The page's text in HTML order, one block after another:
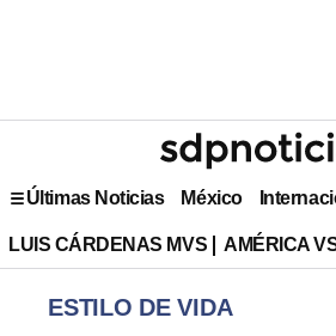
Últimas Noticias México
LUIS CÁRDENAS MVS AMÉRICA
ESTILO DE VIDA